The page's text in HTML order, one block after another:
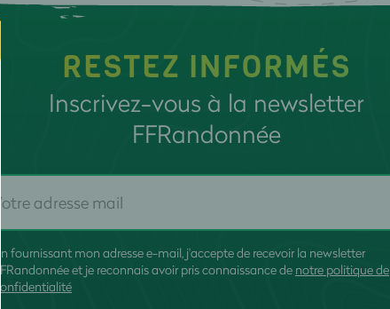
RESTEZ INFORMÉS
Inscrivez-vous à la newsletter
FFRandonnée
En fournissant mon adresse e-mail, j'accepte de recevoir la newsletter
FFRandonnée et je reconnais avoir pris connaissance de notre politique de
confidentialité